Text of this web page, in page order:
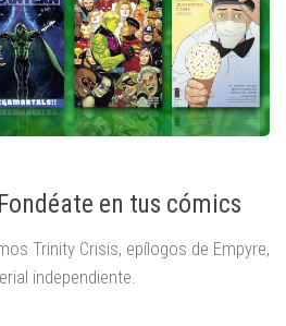
en tus cómics
Trinity Crisis, epílogos de Empyre,
independiente.